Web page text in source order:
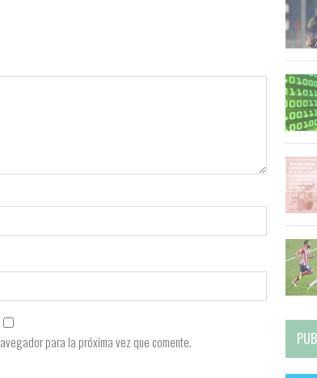
para la próxima vez que comente.